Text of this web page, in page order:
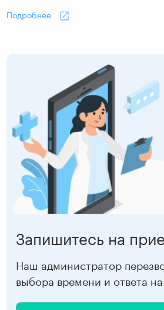
Подробнее
Запишитесь на
Наш администратор
выбора времени и ответа